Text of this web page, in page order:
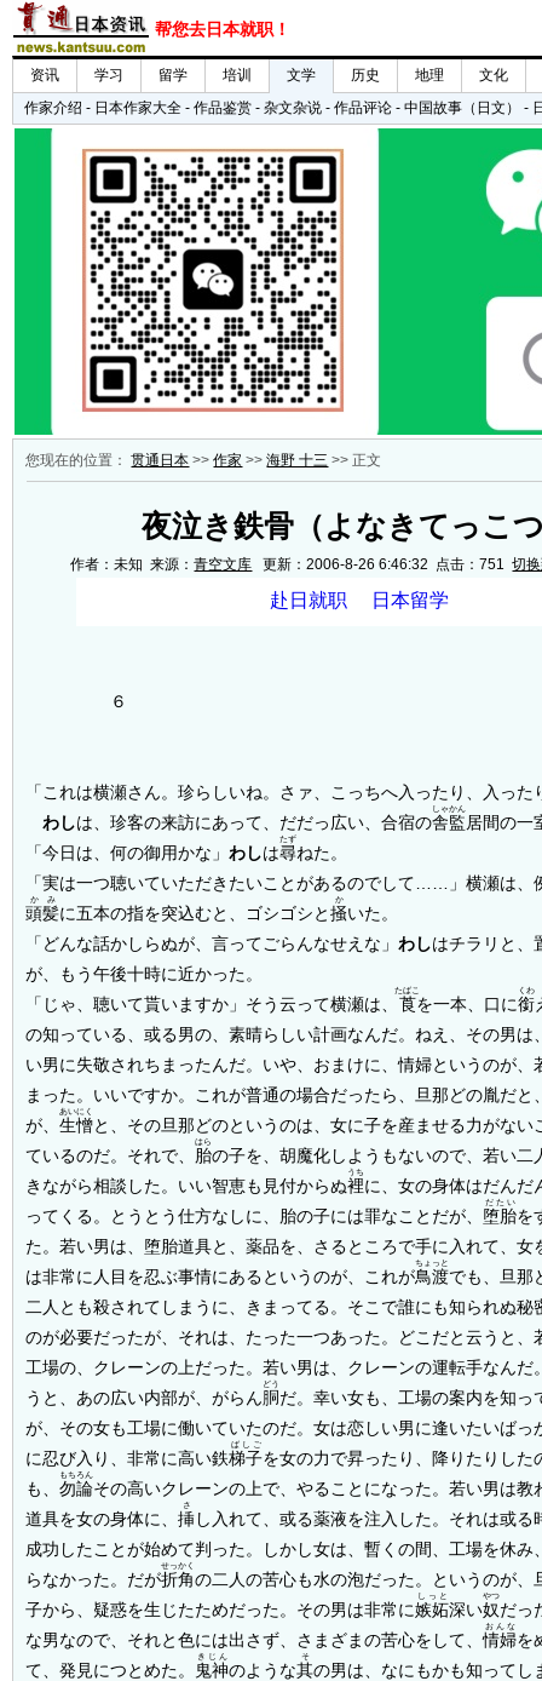
您现在的位置：贯通日本 >>作家 >>海野 十三 >> 正文
夜泣き鉄骨（よなきてっこ
作者：未知 来源：青空文库 更新：2006-8-26 6:46:32 点击：751切
６
「これは横瀬さん。珍らしいね。さァ、こっちへ入ったり、入った
わしは、珍客の来訪にあって、だだっ広い、合宿の舎監
しゃかん
居間の一
「今日は、何の御用かな」わしは尋
たず
ねた。
「実は一つ聴いていただきたいことがあるのでして……」横瀬は、
頭髪
かみ
に五本の指を突込むと、ゴシゴシと掻
か
いた。
「どんな話かしらぬが、言ってごらんなせえな」わしはチラリと、
が、もう午後十時に近かった。
「じゃ、聴いて貰いますか」そう云って横瀬は、 莨
たばこ
を一本、口に銜
くわ
の知っている、或る男の、素晴らしい計画なんだ。ねえ、その男は
い男に失敬されちまったんだ。いや、おまけに、情婦というのが、
まった。いいですか。これが普通の場合だったら、旦那どの胤だと
が、生憎
あいにく
と、その旦那どのというのは、女に子を産ませる力がない
ているのだ。それで、 胎
はら
の子を、胡魔化しようもないので、若い二
きながら相談した。いい智恵も見付からぬ裡
うち
に、女の身体はだんだ
ってくる。とうとう仕方なしに、胎の子には罪なことだが、 堕胎
だたい
を
た。若い男は、堕胎道具と、薬品を、さるところで手に入れて、女
は非常に人目を忍ぶ事情にあるというのが、これが鳥渡
ちょっと
でも、旦那
二人とも殺されてしまうに、きまってる。そこで誰にも知られぬ秘
のが必要だったが、それは、たった一つあった。どこだと云うと、
工場の、クレーンの上だった。若い男は、クレーンの運転手なんだ
うと、あの広い内部が、がらん胴
どう
だ。幸い女も、工場の案内を知っ
が、その女も工場に働いていたのだ。女は恋しい男に逢いたいばっ
に忍び入り、非常に高い鉄梯子
ばしご
を女の力で昇ったり、降りたりした
も、勿論
もちろん
その高いクレーンの上で、やることになった。若い男は教
道具を女の身体に、挿
さ
し入れて、或る薬液を注入した。それは或る
成功したことが始めて判った。しかし女は、暫くの間、工場を休み
らなかった。だが折角
せっかく
の二人の苦心も水の泡だった。というのが、
子から、疑惑を生じたためだった。その男は非常に嫉妬
しっと
深い奴
やつ
だっ
な男なので、それと色には出さず、さまざまの苦心をして、情婦
おんな
を
て、発見につとめた。 鬼神
きじん
のような其
そ
の男は、なにもかも知ってし